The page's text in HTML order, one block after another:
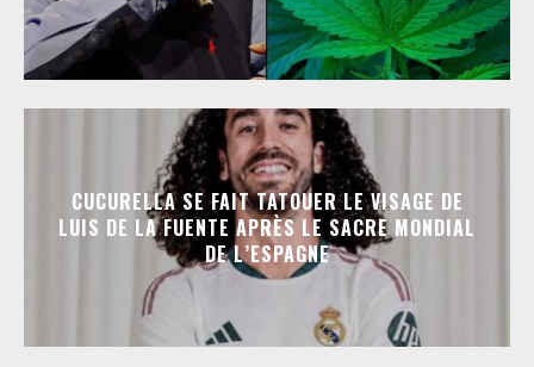
CUCURELLA SE FAIT TATOUER LE VISAGE DE
LUIS DE LA FUENTE APRÈS LE SACRE MONDIAL
DE L’ESPAGNE